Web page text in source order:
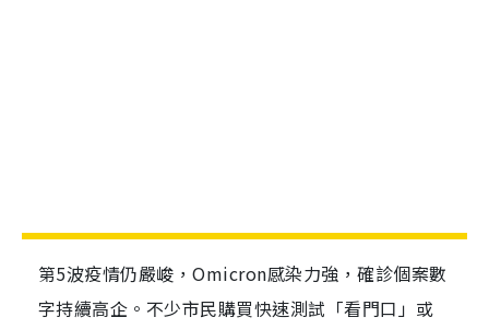
第5波疫情仍嚴峻，Omicron感染力強，確診個案數
字持續高企。不少市民購買快速測試「看門口」或